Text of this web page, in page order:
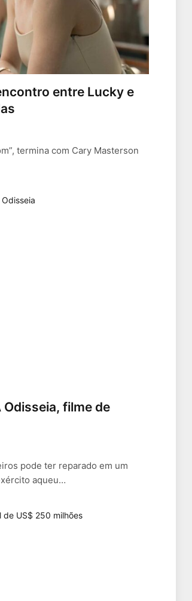
entre Lucky e
termina com Cary Masterson
filme de
pode ter reparado em um
aqueu…